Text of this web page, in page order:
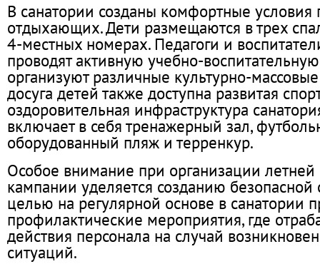
В санатории созданы комфортные
отдыхающих. Дети размещаются в трех
4-местных номерах. Педагоги и
проводят активную учебно-
организуют различные культурно-
досуга детей также доступна развитая
оздоровительная инфраструктура
включает в себя тренажерный зал,
оборудованный пляж и терренкур.
Особое внимание при организации летней
кампании уделяется созданию безопасной
целью на регулярной основе в санатории
профилактические мероприятия, где
действия персонала на случай
ситуаций.